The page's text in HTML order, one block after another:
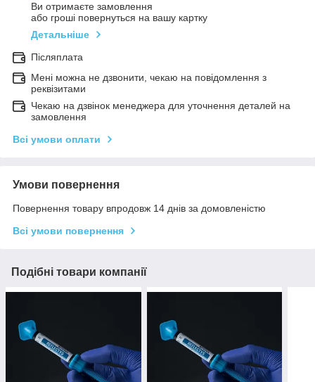
Ви отримаєте замовлення
або гроші повернуться на вашу картку
Детальніше
Післяплата
Мені можна не дзвонити, чекаю на повідомлення з
реквізитами
Чекаю на дзвінок менеджера для уточнення деталей на
замовлення
Всі умови оплати
Умови повернення
Повернення товару впродовж 14 днів за домовленістю
Всі умови повернення
Подібні товари компанії